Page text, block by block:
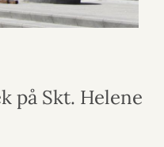
på Skt. Helene